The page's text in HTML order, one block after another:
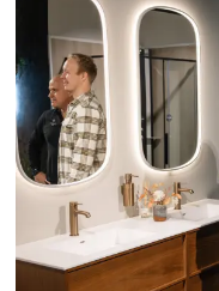
korsbakken
bad